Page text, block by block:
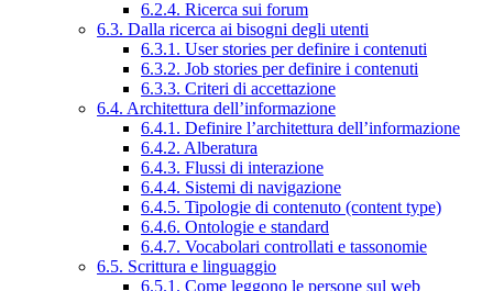
6.2.4. Ricerca sui forum
6.3. Dalla ricerca ai bisogni degli utenti
6.3.1. User stories per definire i contenuti
6.3.2. Job stories per definire i contenuti
6.3.3. Criteri di accettazione
6.4. Architettura dell’informazione
6.4.1. Definire l’architettura dell’informazione
6.4.2. Alberatura
6.4.3. Flussi di interazione
6.4.4. Sistemi di navigazione
6.4.5. Tipologie di contenuto (content type)
6.4.6. Ontologie e standard
6.4.7. Vocabolari controllati e tassonomie
6.5. Scrittura e linguaggio
6.5.1. Come leggono le persone sul web